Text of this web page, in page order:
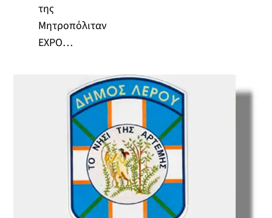
της
Μητροπόλιταν
ΕXPO…